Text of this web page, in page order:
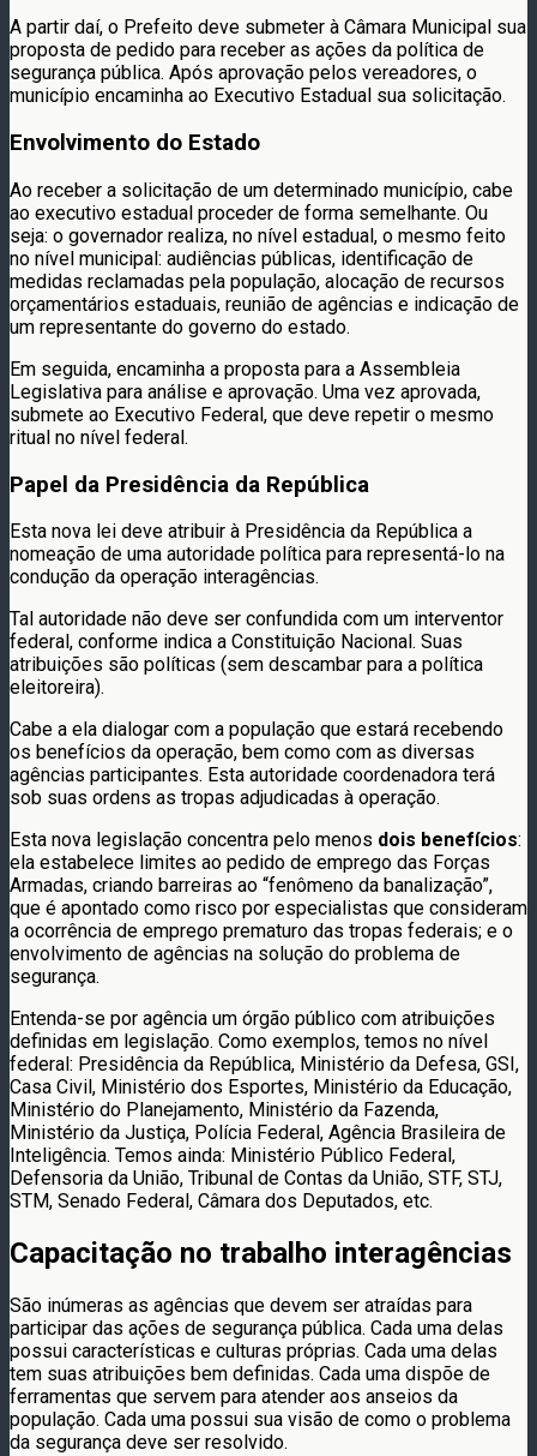
A partir daí, o Prefeito deve submeter à Câmara Municipal sua
proposta de pedido para receber as ações da política de
segurança pública. Após aprovação pelos vereadores, o
município encaminha ao Executivo Estadual sua solicitação.
Envolvimento do Estado
Ao receber a solicitação de um determinado município, cabe
ao executivo estadual proceder de forma semelhante. Ou
seja: o governador realiza, no nível estadual, o mesmo feito
no nível municipal: audiências públicas, identificação de
medidas reclamadas pela população, alocação de recursos
orçamentários estaduais, reunião de agências e indicação de
um representante do governo do estado.
Em seguida, encaminha a proposta para a Assembleia
Legislativa para análise e aprovação. Uma vez aprovada,
submete ao Executivo Federal, que deve repetir o mesmo
ritual no nível federal.
Papel da Presidência da República
Esta nova lei deve atribuir à Presidência da República a
nomeação de uma autoridade política para representá-lo na
condução da operação interagências.
Tal autoridade não deve ser confundida com um interventor
federal, conforme indica a Constituição Nacional. Suas
atribuições são políticas (sem descambar para a política
eleitoreira).
Cabe a ela dialogar com a população que estará recebendo
os benefícios da operação, bem como com as diversas
agências participantes. Esta autoridade coordenadora terá
sob suas ordens as tropas adjudicadas à operação.
Esta nova legislação concentra pelo menos dois benefícios:
ela estabelece limites ao pedido de emprego das Forças
Armadas, criando barreiras ao “fenômeno da banalização”,
que é apontado como risco por especialistas que consideram
a ocorrência de emprego prematuro das tropas federais; e o
envolvimento de agências na solução do problema de
segurança.
Entenda-se por agência um órgão público com atribuições
definidas em legislação. Como exemplos, temos no nível
federal: Presidência da República, Ministério da Defesa, GSI,
Casa Civil, Ministério dos Esportes, Ministério da Educação,
Ministério do Planejamento, Ministério da Fazenda,
Ministério da Justiça, Polícia Federal, Agência Brasileira de
Inteligência. Temos ainda: Ministério Público Federal,
Defensoria da União, Tribunal de Contas da União, STF, STJ,
STM, Senado Federal, Câmara dos Deputados, etc.
Capacitação no trabalho interagências
São inúmeras as agências que devem ser atraídas para
participar das ações de segurança pública. Cada uma delas
possui características e culturas próprias. Cada uma delas
tem suas atribuições bem definidas. Cada uma dispõe de
ferramentas que servem para atender aos anseios da
população. Cada uma possui sua visão de como o problema
da segurança deve ser resolvido.